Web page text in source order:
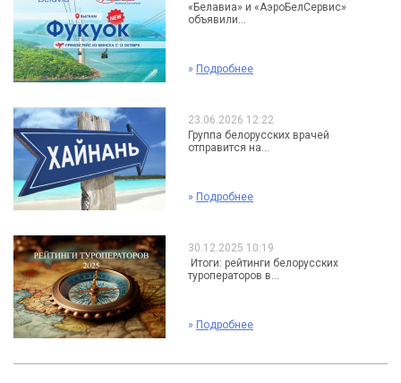
«Белавиа» и «АэроБелСервис»
объявили...
» Подробнее
23.06.2026 12:22
Группа белорусских врачей
отправится на...
» Подробнее
30.12.2025 10:19
Итоги: рейтинги белорусских
туроператоров в...
» Подробнее